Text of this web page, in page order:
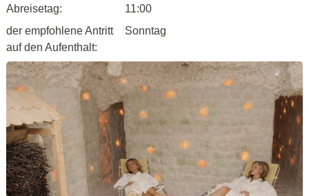
Abreisetag:
11:00
der empfohlene Antritt
auf den Aufenthalt:
Sonntag